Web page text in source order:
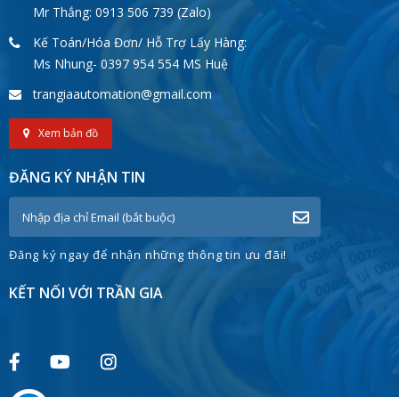
Mr Thắng: 0913 506 739 (Zalo)
Kế Toán/Hóa Đơn/ Hỗ Trợ Lấy Hàng:
Ms Nhung- 0397 954 554 MS Huệ
trangiaautomation@gmail.com
Xem bản đồ
ĐĂNG KÝ NHẬN TIN
Đăng ký ngay để nhận những thông tin ưu đãi!
KẾT NỐI VỚI TRẦN GIA